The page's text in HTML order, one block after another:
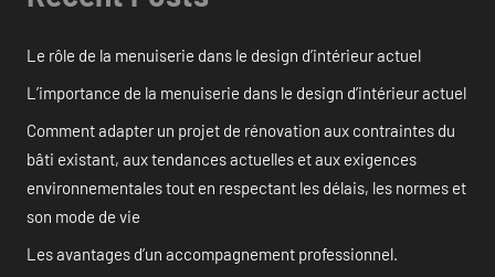
Le rôle de la menuiserie dans le design d’intérieur actuel
L’importance de la menuiserie dans le design d’intérieur actuel
Comment adapter un projet de rénovation aux contraintes du
bâti existant, aux tendances actuelles et aux exigences
environnementales tout en respectant les délais, les normes et
son mode de vie
Les avantages d’un accompagnement professionnel.